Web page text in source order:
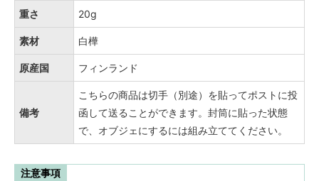
重さ 20g
素材 白樺
原産国 フィンランド
備考
こちらの商品は切手（別途）を貼ってポストに投
函して送ることができます。封筒に貼った状態
で、オブジェにするには組み立ててください。
注意事項